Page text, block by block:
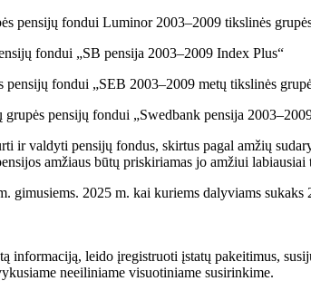
pensijų fondui Luminor 2003–2009 tikslinės
fondui „SB pensija 2003–2009 Index Plus“
fondui „SEB 2003–2009 metų tikslinės
pensijų fondui „Swedbank pensija
ir valdyti pensijų fondus, skirtus pagal amžių
amžiaus būtų priskiriamas jo amžiui
gimusiems. 2025 m. kai kuriems dalyviams
informaciją, leido įregistruoti įstatų pakeitimus,
neeiliniame visuotiniame susirinkime.